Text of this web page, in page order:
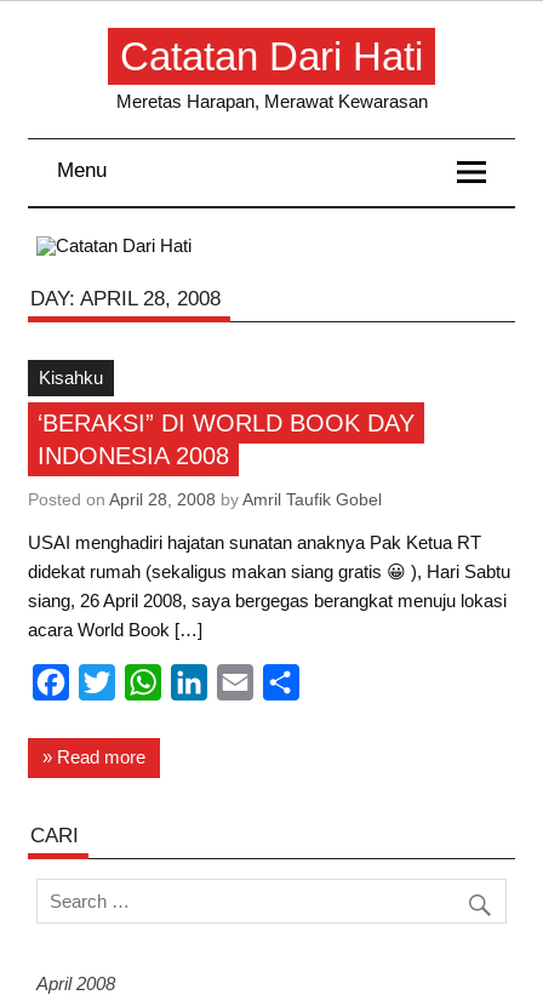
Skip
Catatan Dari Hati
Meretas Harapan, Merawat Kewarasan
Menu
DAY: APRIL 28, 2008
Kisahku
‘BERAKSI” DI WORLD BOOK DAY
INDONESIA 2008
Posted on April 28, 2008 byAmril Taufik Gobel
USAI menghadiri hajatan sunatan anaknya Pak Ketua RT
didekat rumah (sekaligus makan siang gratis 😀 ), Hari Sabtu
siang, 26 April 2008, saya bergegas berangkat menuju lokasi
acara World Book […]
c
b
o
o
i
e
W
A
d
» Read more
CARI
April 2008